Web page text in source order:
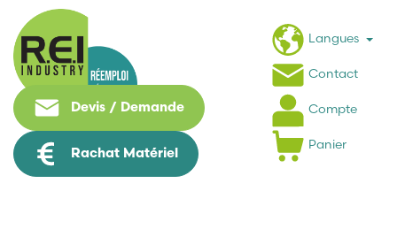
Devis / Demande
Rachat Matériel
Langues
Contact
Compte
Panier